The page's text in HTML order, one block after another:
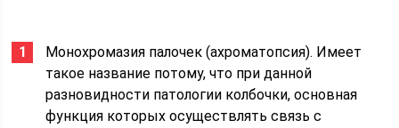
Монохромазия палочек (ахроматопсия). Имеет
такое название потому, что при данной
разновидности патологии колбочки, основная
функция которых осуществлять связь с